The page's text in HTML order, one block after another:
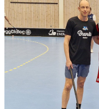
DOKUMENT
KONTAKT